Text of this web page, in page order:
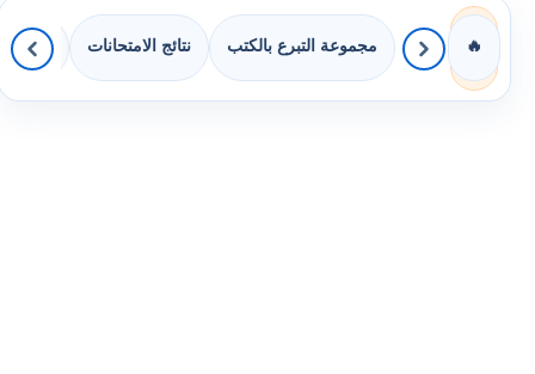
🔥 مجموعة التبرع بالكتب نتائج الامتحانات